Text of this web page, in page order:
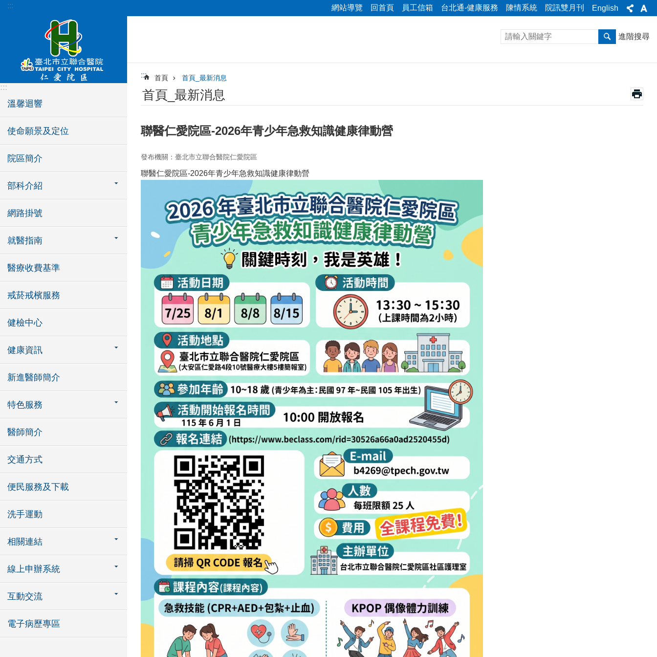
跳到主要內容區塊
::: 網站導覽 回首頁 員工信箱 台北通-健康服務 陳情系統 院訊雙月刊 English
:::
溫馨迴響
使命願景及定位
院區簡介
部科介紹
網路掛號
就醫指南
醫療收費基準
戒菸戒檳服務
健檢中心
健康資訊
新進醫師簡介
特色服務
醫師簡介
交通方式
便民服務及下載
洗手運動
相關連結
線上申辦系統
互動交流
電子病歷專區
進階搜尋
::: 首頁 首頁_最新消息
首頁_最新消息
聯醫仁愛院區-2026年青少年急救知識健康律動營
發布機關：臺北市立聯合醫院仁愛院區
聯醫仁愛院區-2026年青少年急救知識健康律動營